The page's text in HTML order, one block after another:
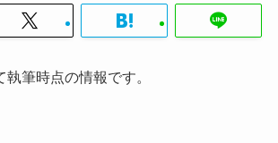
筆時点の情報です。